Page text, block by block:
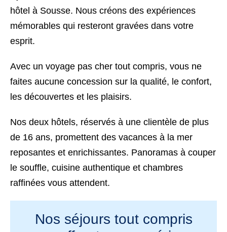
hôtel à Sousse. Nous créons des expériences
mémorables qui resteront gravées dans votre
esprit.
Avec un voyage pas cher tout compris, vous ne
faites aucune concession sur la qualité, le confort,
les découvertes et les plaisirs.
Nos deux hôtels, réservés à une clientèle de plus
de 16 ans, promettent des vacances à la mer
reposantes et enrichissantes. Panoramas à couper
le souffle, cuisine authentique et chambres
raffinées vous attendent.
Nos séjours tout compris